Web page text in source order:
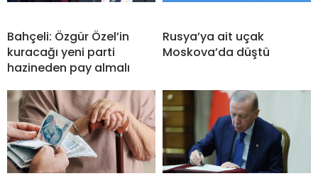
Bahçeli: Özgür Özel’in
kuracağı yeni parti
hazineden pay almalı
Rusya’ya ait uçak
Moskova’da düştü